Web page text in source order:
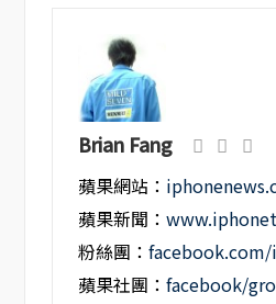
Brian Fang
蘋果網站：
蘋果新聞：
粉絲團：
蘋果社團：facebook/